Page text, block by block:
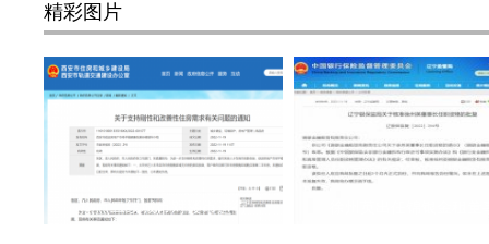
精彩图片
热点二线城市对楼市进行